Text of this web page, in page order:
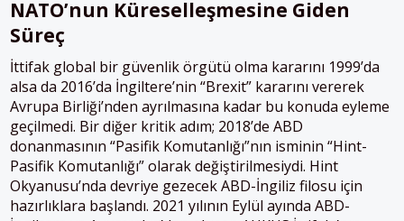
NATO’nun Küreselleşmesine Giden
Süreç
İttifak global bir güvenlik örgütü olma kararını 1999’da
alsa da 2016’da İngiltere’nin “Brexit” kararını vererek
Avrupa Birliği’nden ayrılmasına kadar bu konuda eyleme
geçilmedi. Bir diğer kritik adım; 2018’de ABD
donanmasının “Pasifik Komutanlığı”nın isminin “Hint-
Pasifik Komutanlığı” olarak değiştirilmesiydi. Hint
Okyanusu’nda devriye gezecek ABD-İngiliz filosu için
hazırlıklara başlandı. 2021 yılının Eylül ayında ABD-